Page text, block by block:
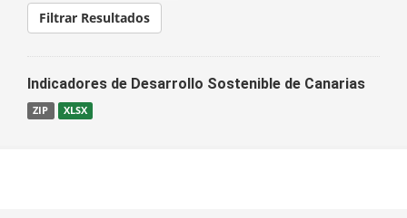
Filtrar Resultados
Indicadores de Desarrollo Sostenible de Canarias
ZIP XLSX